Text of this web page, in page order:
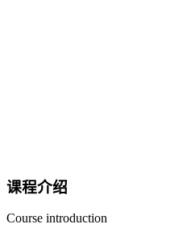
课程介绍
Course introduction